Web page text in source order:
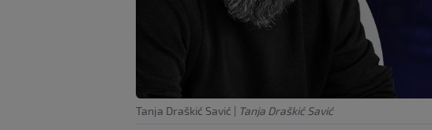
Tanja Draškić Savić | Tanja Draškić Savić